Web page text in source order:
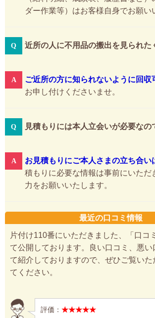
ダー作業等）はお客様自身でお願い
近所の人に不用品の搬出を見られた
ご近所の方に知られないように回収
お申し付けくださいませ。
見積もりには本人立会いが必要なの
お見積もりにご本人さまの立ち合い
積もりに必要な情報は事前にいただ
力をお願いいたします。
最近の口コミ情報
片付け110番にいただきました、「口コ
て公開しております。良い口コミ、悪
て紹介しておりますので、ぜひご覧いた
てください。
評価： ★★★★★